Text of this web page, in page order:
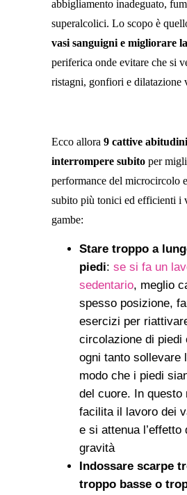
abbigliamento inadeguato,
superalcolici. Lo scopo è
vasi sanguigni e migliorare
periferica onde evitare che si
ristagni, gonfiori e dilatazione
Ecco allora 9 cattive
interrompere subito per
performance del microcircolo
subito più tonici ed efficienti i
gambe:
Stare troppo a
piedi: se si fa un
sedentario, meglio
spesso posizione,
esercizi per
circolazione di piedi
ogni tanto sollevare
modo che i piedi
del cuore. In questo
facilita il lavoro dei
e si attenua l’effetto
gravità
Indossare scarpe
troppo basse o